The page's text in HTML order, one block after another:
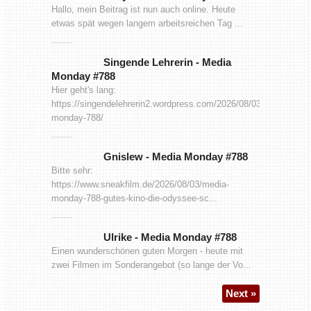
Hallo, mein Beitrag ist nun auch online. Heute
etwas spät wegen langem arbeitsreichen Tag ...
Singende Lehrerin - Media
Monday #788
Hier geht's lang:
https://singendelehrerin2.wordpress.com/2026/08/03/media-
monday-788/
Gnislew - Media Monday #788
Bitte sehr:
https://www.sneakfilm.de/2026/08/03/media-
monday-788-gutes-kino-die-odyssee-sc...
Ulrike - Media Monday #788
Einen wunderschönen guten Morgen - heute mit
zwei Filmen im Sonderangebot (so lange der Vo...
Next »